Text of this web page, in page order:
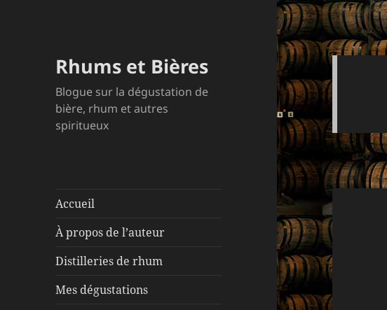
Rhums et Bières
Blogue sur la dégustation de
bière, rhum et autres
spiritueux
Accueil
À propos de l’auteur
Distilleries de rhum
Mes dégustations